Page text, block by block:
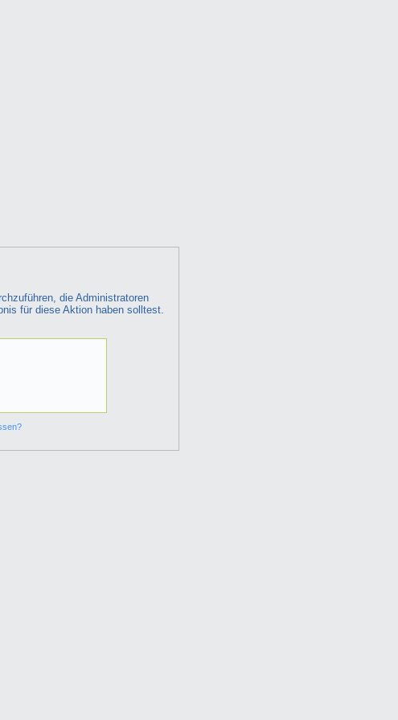
die Administratoren
für diese Aktion haben solltest.